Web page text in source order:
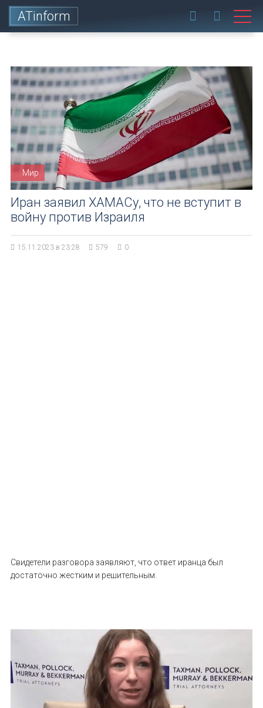
ATinform
Мир
Иран заявил ХАМАСу, что не вступит в
войну против Израиля
15.11.2023 в 23:28 579 0
Свидетели разговора заявляют, что ответ иранца был
достаточно жестким и решительным.